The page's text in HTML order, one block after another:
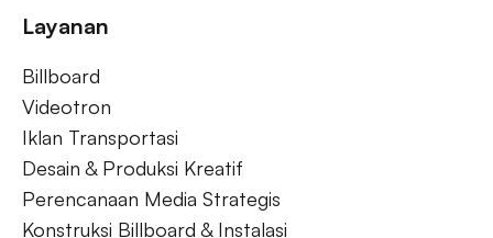
Layanan
Billboard
Videotron
Iklan Transportasi
Desain & Produksi Kreatif
Perencanaan Media Strategis
Konstruksi Billboard & Instalasi